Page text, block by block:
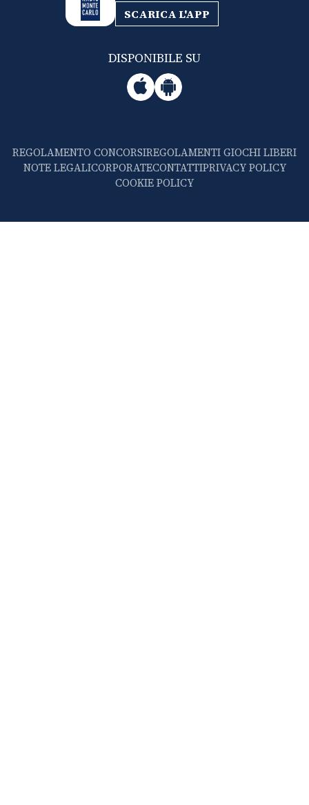
SCARICA L'APP
DISPONIBILE SU
REGOLAMENTO CONCORSIREGOLAMENTI GIOCHI LIBERI
NOTE LEGALICORPORATECONTATTIPRIVACY POLICY
COOKIE POLICY